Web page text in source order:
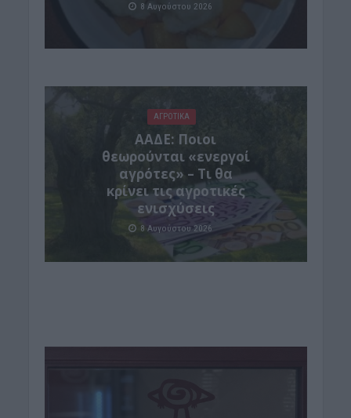
8 Αυγούστου 2026
ΑΓΡΟΤΙΚΑ
ΑΑΔΕ: Ποιοι
θεωρούνται «ενεργοί
αγρότες» – Τι θα
κρίνει τις αγροτικές
ενισχύσεις
8 Αυγούστου 2026